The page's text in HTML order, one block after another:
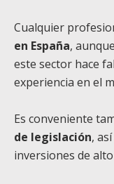
Cualquier
en España,
este sector hace
experiencia en el
Es conveniente
de legislación,
inversiones de